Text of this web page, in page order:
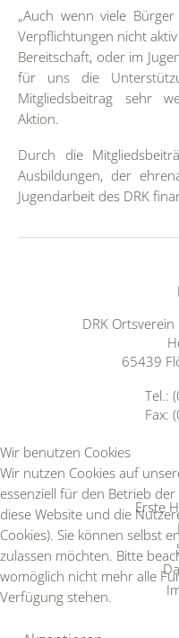
„Auch wenn viele
Verpflichtungen nicht
Bereitschaft, oder im
für uns die
Mitgliedsbeitrag sehr
Aktion.
Durch die
Ausbildungen, der
Jugendarbeit des DRK
DRK
65439
Tel.:
Fax:
Erste
Wir benutzen Cookies
Wir nutzen Cookies auf
essenziell für den Betrieb
diese Website und die
Cookies). Sie können selbst
zulassen möchten. Bitte
womöglich nicht mehr alle
Verfügung stehen.